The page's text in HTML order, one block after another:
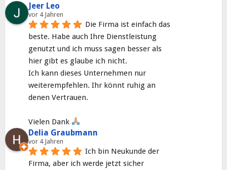
Jeer Leo
vor 4 Jahren
Die Firma ist einfach das
beste. Habe auch Ihre Dienstleistung
genutzt und ich muss sagen besser als
hier gibt es glaube ich nicht.
Ich kann dieses Unternehmen nur
weiterempfehlen. Ihr könnt ruhig an
denen Vertrauen.
Vielen Dank
Delia Graubmann
vor 4 Jahren
Ich bin Neukunde der
Firma, aber ich werde jetzt sicher